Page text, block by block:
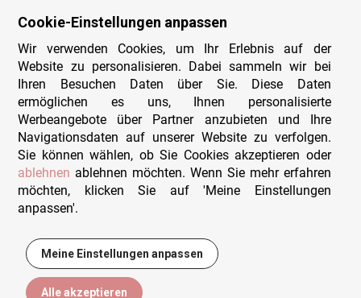
12,99 €
Versand und Lieferung
Zahlungsarten
Herstellungsland
Widerruf
Sitemap
Beratung & Support
Wir sind persönlich erreichbar
+49 (0)341 4912 210
Kontakt-Formular
Cookie-Einstellungen anpassen
Wir verwenden Cookies, um Ihr Erlebnis auf der
Website zu personalisieren. Dabei sammeln wir bei
Ihren Besuchen Daten über Sie. Diese Daten
ermöglichen es uns, Ihnen personalisierte
Werbeangebote über Partner anzubieten und Ihre
Navigationsdaten auf unserer Website zu verfolgen.
Sie können wählen, ob Sie Cookies akzeptieren oder
ablehnen ablehnen möchten. Wenn Sie mehr erfahren
möchten, klicken Sie auf 'Meine Einstellungen
anpassen'.
Meine Einstellungen anpassen
Alle akzeptieren